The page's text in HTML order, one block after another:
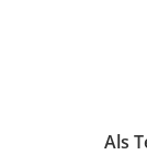
Als